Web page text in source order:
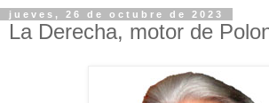
jueves, 26 de octubre de 2023
La Derecha, motor de